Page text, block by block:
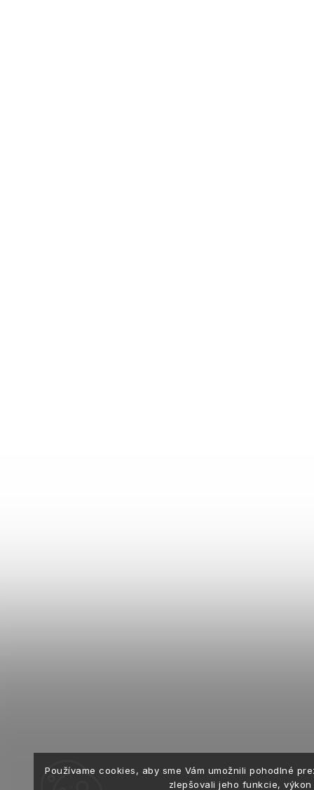
Používame cookies, aby sme Vám umožnili pohodlné
zlepšovali jeho funkcie,